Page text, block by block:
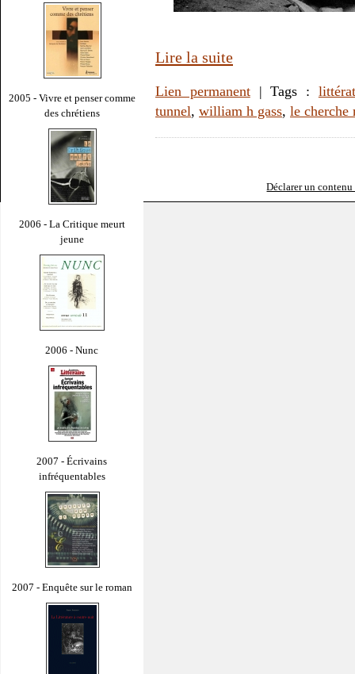
2005 - Vivre et penser comme
des chrétiens
2006 - La Critique meurt
jeune
2006 - Nunc
2007 - Écrivains
infréquentables
2007 - Enquête sur le roman
Lire la suite
Lien permanent| Tags :
tunnel, william h gass, le cherche
Déclarer un